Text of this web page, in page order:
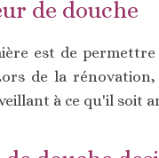
de douche
est de
de la
à ce qu'il soit